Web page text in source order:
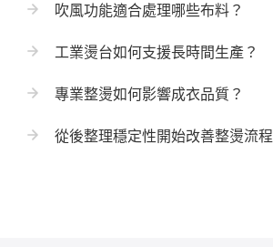
吹風功能適合處理哪些布料？
工業燙台如何支援長時間生產？
專業整燙如何影響成衣品質？
從後整理穩定性開始改善整燙流程